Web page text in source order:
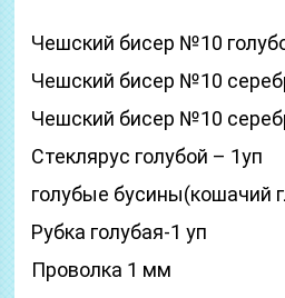
Чешский бисер №10
Чешский бисер №10
Чешский бисер №10
Стеклярус голубой – 1уп
голубые бусины(кошачий
Рубка голубая-1 уп
Проволка 1 мм